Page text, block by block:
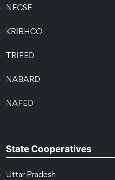
NFCSF
KRIBHCO
TRIFED
NABARD
NAFED
State Cooperatives
Uttar Pradesh